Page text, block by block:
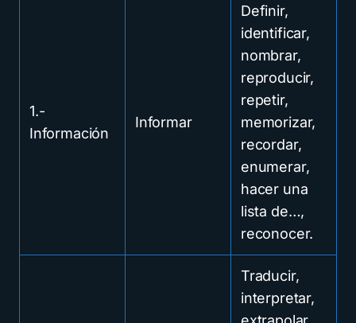
1.-
Información
Informar
Definir,
identificar,
nombrar,
reproducir,
repetir,
memorizar,
recordar,
enumerar,
hacer una
lista de…,
reconocer.
Traducir,
interpretar,